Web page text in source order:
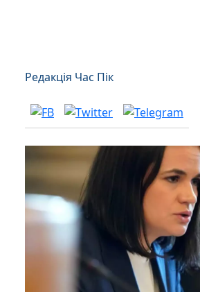
Редакція Час Пік